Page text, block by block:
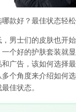
款好？最佳状态轻松
男士们的皮肤也开
个好的护肤套装就
广告，该如何选择
个角度来介绍如何
佳状态。